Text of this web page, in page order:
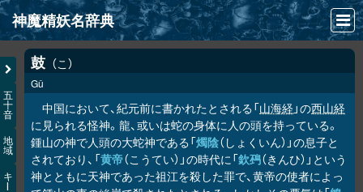
神魔精妖名辞典
NEWS
INFO
文献
検索
凖項目
五
十
音
地
域
キ
鼓 こ
Gǔ
中国において、紀元前に書かれたとされる「山海経 」の西山経
に見られる怪神。龍、或いは蛇の身体に人の頭を持っている。
鍾山の神で人頭の大蛇神である「燭陰（しょくいん）」の息子と
されており、「黄帝（こうてい）」の時代に「欽䲹（きんひ）」という
神とともに天神であった祖江を殺した罪で、黄帝の使者によっ